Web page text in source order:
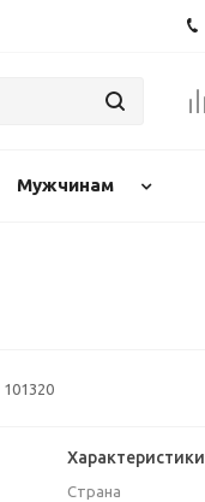
Мужчинам
101320
Характеристики
Страна